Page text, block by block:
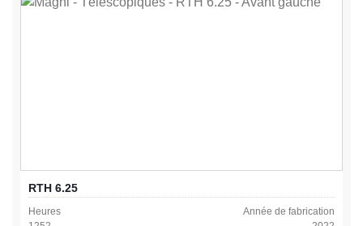
RTH 6.25
Heures
Année de fabrication